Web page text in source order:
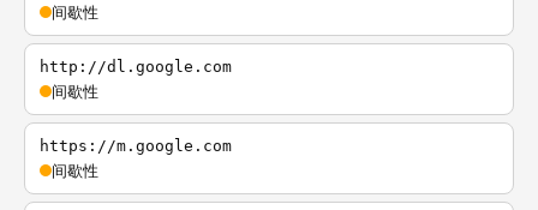
间歇性
http://dl.google.com
间歇性
https://m.google.com
间歇性